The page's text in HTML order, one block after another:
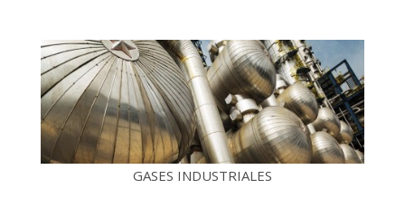
GASES INDUSTRIALES